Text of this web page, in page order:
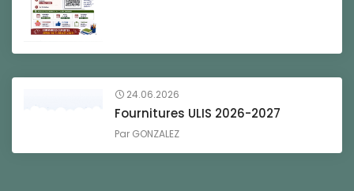
24.06.2026
Fournitures ULIS 2026-2027
Par GONZALEZ